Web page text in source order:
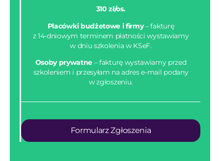
310 zł/os.
Placówki budżetowe i firmy– fakturę
z 14-dniowym terminem płatności wystawiamy
w dniu szkolenia w KSeF.
Osoby prywatne – fakturę wystawiamy przed
szkoleniem i przesyłam na adres e-mail podany
w zgłoszeniu.
Formularz Zgłoszenia